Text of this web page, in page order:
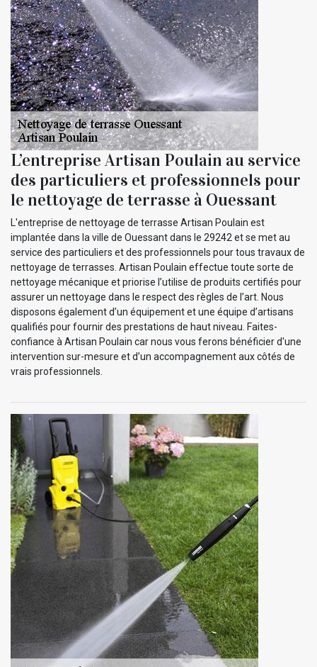
L’entreprise Artisan Poulain au service
des particuliers et professionnels pour
le nettoyage de terrasse à Ouessant
L'entreprise de nettoyage de terrasse Artisan Poulain est
implantée dans la ville de Ouessant dans le 29242 et se met au
service des particuliers et des professionnels pour tous travaux de
nettoyage de terrasses. Artisan Poulain effectue toute sorte de
nettoyage mécanique et priorise l’utilise de produits certifiés pour
assurer un nettoyage dans le respect des règles de l’art. Nous
disposons également d’un équipement et une équipe d’artisans
qualifiés pour fournir des prestations de haut niveau. Faites-
confiance à Artisan Poulain car nous vous ferons bénéficier d'une
intervention sur-mesure et d’un accompagnement aux côtés de
vrais professionnels.